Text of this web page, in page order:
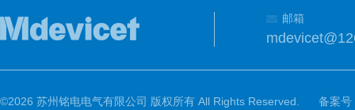
邮箱
©2026 苏州铭电电气有限公司 版权所有 All Rights Reserved. 备案号